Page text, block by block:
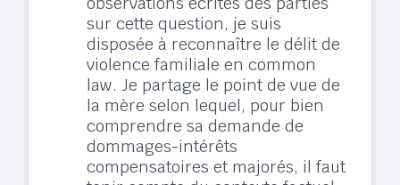
sur cette question, je suis
disposée à reconnaître le délit de
violence familiale en common
law. Je partage le point de vue de
la mère selon lequel, pour bien
comprendre sa demande de
dommages-intérêts
compensatoires et majorés, il faut